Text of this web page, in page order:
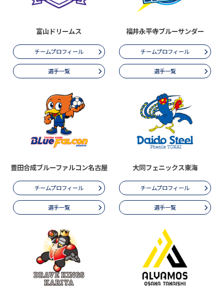
富山ドリームス
チームプロフィール
選手一覧
福井永平寺ブルーサンダー
チームプロフィール
選手一覧
豊田合成ブルーファルコン名古屋
チームプロフィール
選手一覧
大同フェニックス東海
チームプロフィール
選手一覧